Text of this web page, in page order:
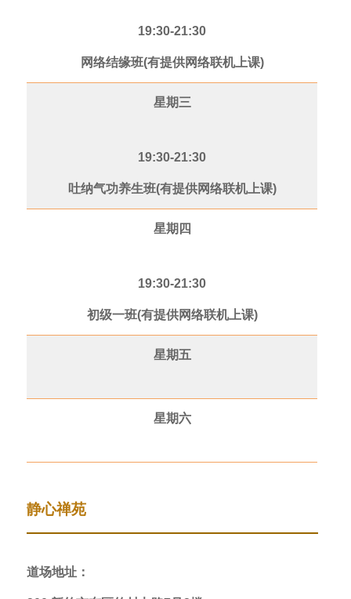
19:30-21:30
网络结缘班(有提供网络联机上课)
星期三
19:30-21:30
吐纳气功养生班(有提供网络联机上课)
星期四
19:30-21:30
初级一班(有提供网络联机上课)
星期五
星期六
静心禅苑
道场地址：